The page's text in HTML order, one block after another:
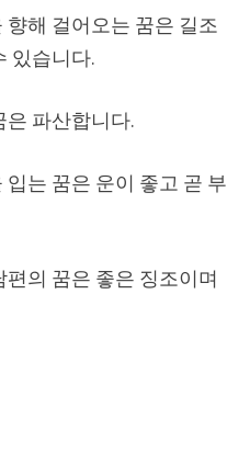
해 걸어오는 꿈은 길조
있습니다.
은 파산합니다.
는 꿈은 운이 좋고 곧 부
의 꿈은 좋은 징조이며